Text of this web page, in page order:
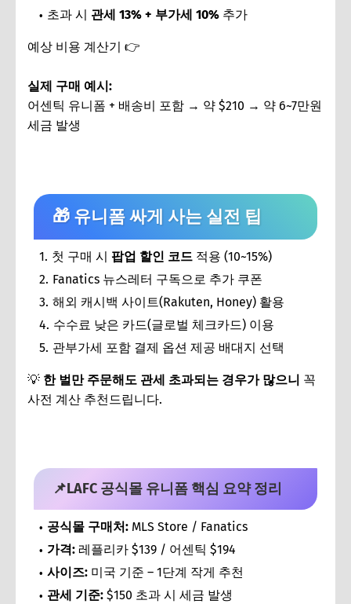
초과 시 관세 13% + 부가세 10% 추가
예상 비용 계산기 👉
실제 구매 예시:
어센틱 유니폼 + 배송비 포함 → 약 $210 → 약 6~7만원
세금 발생
🎁 유니폼 싸게 사는 실전 팁
첫 구매 시 팝업 할인 코드 적용 (10~15%)
Fanatics 뉴스레터 구독으로 추가 쿠폰
해외 캐시백 사이트(Rakuten, Honey) 활용
수수료 낮은 카드(글로벌 체크카드) 이용
관부가세 포함 결제 옵션 제공 배대지 선택
💡 한 벌만 주문해도 관세 초과되는 경우가 많으니 꼭
사전 계산 추천드립니다.
📌LAFC 공식몰 유니폼 핵심 요약 정리
공식몰 구매처: MLS Store / Fanatics
가격: 레플리카 $139 / 어센틱 $194
사이즈: 미국 기준 – 1단계 작게 추천
관세 기준: $150 초과 시 세금 발생